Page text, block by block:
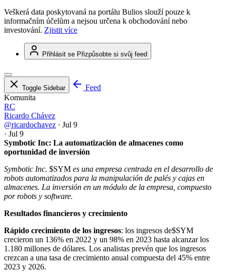
Veškerá data poskytovaná na portálu Bulios slouží pouze k
informačním účelům a nejsou určena k obchodování nebo
investování. Zjistit více
Přihlásit se Přizpůsobte si svůj feed
Toggle Sidebar
Feed
Komunita
RC
Ricardo Chávez
@ricardochavez · Jul 9
· Jul 9
Symbotic Inc: La automatización de almacenes como
oportunidad de inversión
Symbotic Inc. $SYM es una empresa centrada en el desarrollo de
robots automatizados para la manipulación de palés y cajas en
almacenes. La inversión en un módulo de la empresa, compuesto
por robots y software.
Resultados financieros y crecimiento
Rápido crecimiento de los ingresos: los ingresos de$SYM
crecieron un 136% en 2022 y un 98% en 2023 hasta alcanzar los
1.180 millones de dólares. Los analistas prevén que los ingresos
crezcan a una tasa de crecimiento anual compuesta del 45% entre
2023 y 2026.